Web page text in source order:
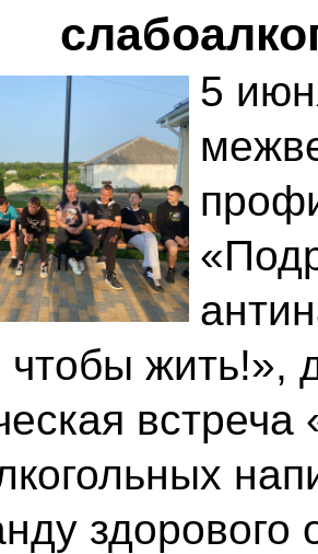
5
чтобы
здорового